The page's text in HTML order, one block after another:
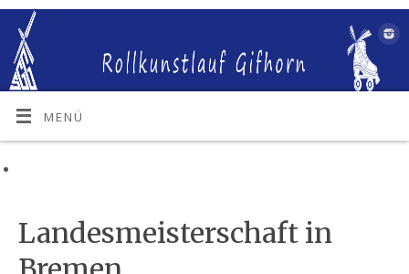
MENÜ
Landesmeisterschaft in